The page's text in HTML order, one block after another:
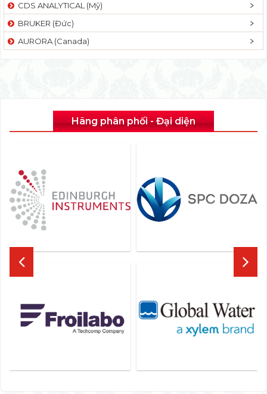
CDS ANALYTICAL (Mỹ)
BRUKER (Đức)
AURORA (Canada)
Hãng phân phối - Đại diện